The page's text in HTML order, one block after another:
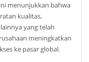
menunjukkan bahwa
kualitas,
yang telah
meningkatkan
ke pasar global.